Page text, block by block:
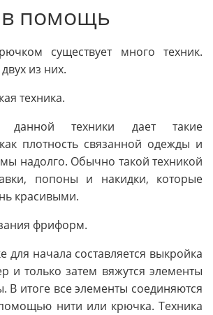
помощь
существует много техник.
из них.
техника.
данной техники дает такие
плотность связанной одежды и
надолго. Обычно такой техникой
попоны и накидки, которые
красивыми.
фриформ.
для начала составляется выкройка
и только затем вяжутся элементы
В итоге все элементы соединяются
нити или крючка. Техника